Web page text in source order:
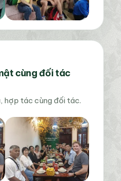
cùng đối tác
hợp tác cùng đối tác.